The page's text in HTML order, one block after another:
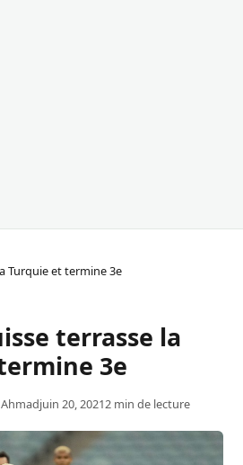
Turquie et termine 3e
terrasse la
3e
juin 20, 20212 min de lecture